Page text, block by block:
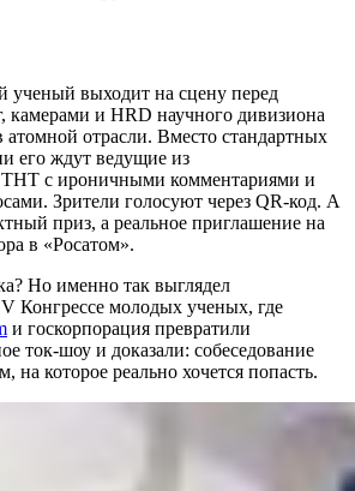
ученый выходит на сцену перед
камерами и HRD научного дивизиона
атомной отрасли. Вместо стандартных
его ждут ведущие из
ТНТ с ироничными комментариями и
Зрители голосуют через QR-код. А
приз, а реальное приглашение на
в «Росатом».
Но именно так выглядел
Конгрессе молодых ученых, где
и госкорпорация превратили
ток-шоу и доказали: собеседование
на которое реально хочется попасть.